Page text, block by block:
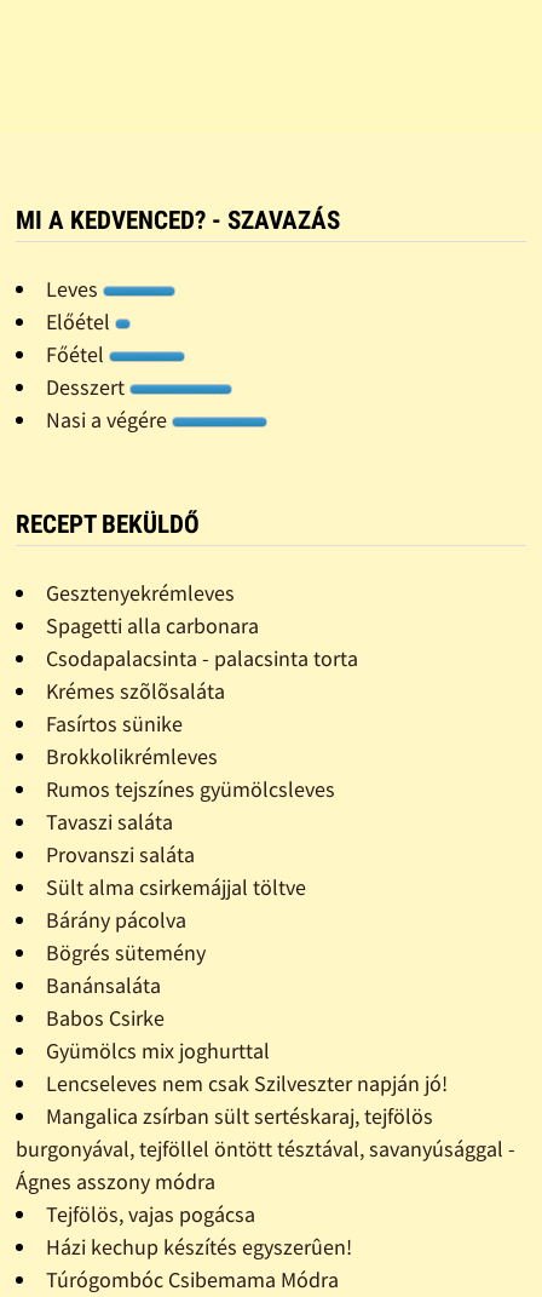
MI A KEDVENCED? - SZAVAZÁS
Leves
Előétel
Főétel
Desszert
Nasi a végére
RECEPT BEKÜLDŐ
Gesztenyekrémleves
Spagetti alla carbonara
Csodapalacsinta - palacsinta torta
Krémes szõlõsaláta
Fasírtos sünike
Brokkolikrémleves
Rumos tejszínes gyümölcsleves
Tavaszi saláta
Provanszi saláta
Sült alma csirkemájjal töltve
Bárány pácolva
Bögrés sütemény
Banánsaláta
Babos Csirke
Gyümölcs mix joghurttal
Lencseleves nem csak Szilveszter napján jó!
Mangalica zsírban sült sertéskaraj, tejfölös
burgonyával, tejföllel öntött tésztával, savanyúsággal -
Ágnes asszony módra
Tejfölös, vajas pogácsa
Házi kechup készítés egyszerûen!
Túrógombóc Csibemama Módra